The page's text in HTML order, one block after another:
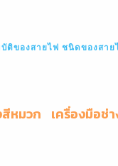
e
ติของสายไฟ ชนิดของสาย
หมวก เครื่องมือช่